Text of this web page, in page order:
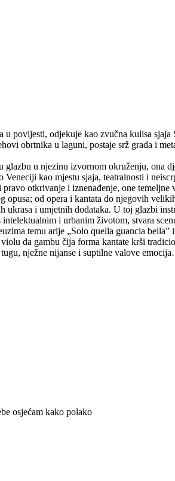
povijesti, odjekuje kao zvučna kulisa
obrtnika u laguni, postaje srž grada i
u njezinu izvornom okruženju, ona
Veneciji kao mjestu sjaja, teatralnosti i
otkrivanje i iznenađenje, one
od opera i kantata do njegovih
ukrasa i umjetnih dodataka. U toj glazbi
intelektualnim i urbanim životom, stvara
temu arije „Solo quella guancia
da gambu čija forma kantate krši
nježne nijanse i suptilne valove
osjećam kako polako